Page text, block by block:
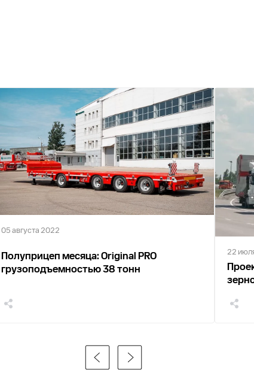
05 августа 2022
Полуприцеп месяца: Original PRO
грузоподъемностью 38 тонн
22